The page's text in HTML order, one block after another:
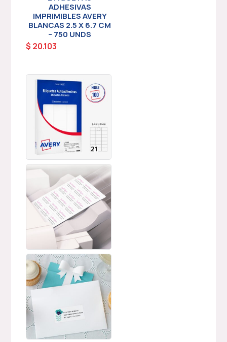
ADHESIVAS
IMPRIMIBLES AVERY
BLANCAS 2.5 X 6.7 CM
– 750 UNDS
$ 20.103